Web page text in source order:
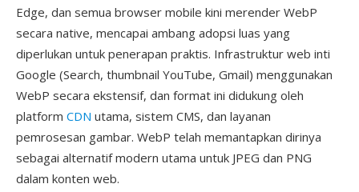
Edge, dan semua browser mobile kini merender WebP
secara native, mencapai ambang adopsi luas yang
diperlukan untuk penerapan praktis. Infrastruktur web inti
Google (Search, thumbnail YouTube, Gmail) menggunakan
WebP secara ekstensif, dan format ini didukung oleh
platform CDN utama, sistem CMS, dan layanan
pemrosesan gambar. WebP telah memantapkan dirinya
sebagai alternatif modern utama untuk JPEG dan PNG
dalam konten web.